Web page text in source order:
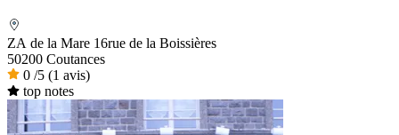
ZA de la Mare 16rue de la Boissières
50200 Coutances
0 /5 (1 avis)
top notes